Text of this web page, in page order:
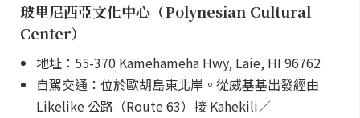
玻里尼西亞文化中心（Polynesian Cultural
Center）
地址：55-370 Kamehameha Hwy, Laie, HI 96762
自駕交通：位於歐胡島東北岸。從威基基出發經由
Likelike 公路（Route 63）接 Kahekili／